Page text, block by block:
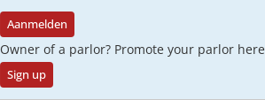
Aanmelden
Owner of a parlor? Promote your parlor here
Sign up